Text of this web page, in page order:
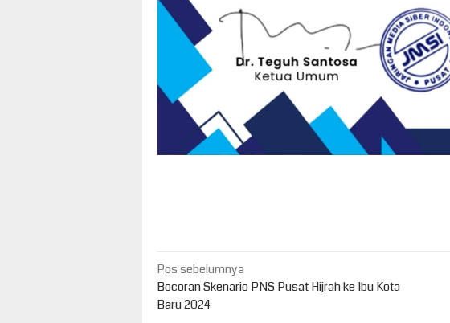
Navigasi
pos
Pos sebelumnya
Bocoran Skenario PNS Pusat Hijrah ke Ibu Kota
Baru 2024